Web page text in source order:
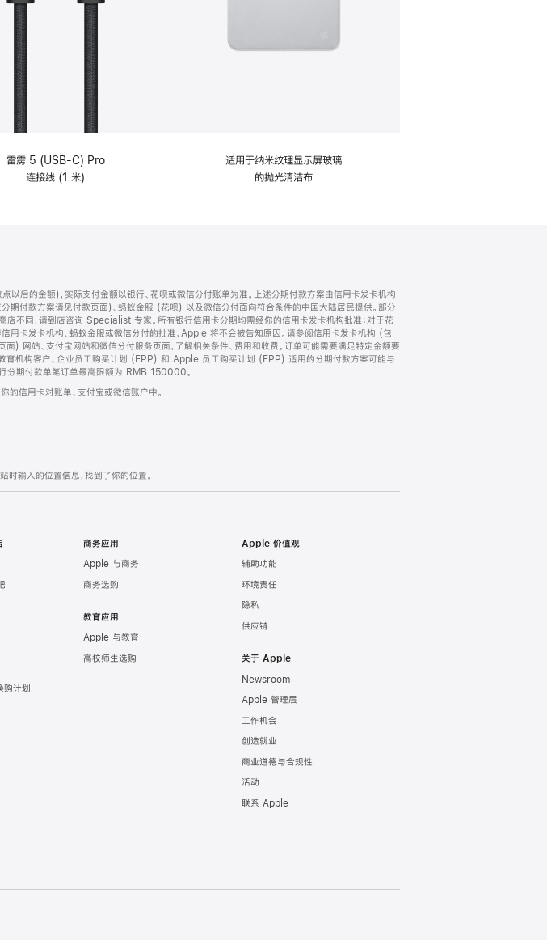
雷雳 5 (USB-C) Pro
连接线 (1 米)
适用于纳米纹理显示屏玻璃
的抛光清洁布
后的金额)，实际支付金额以银行、花呗或微信分付账单为准。上述分期付款方案由信用卡发卡机构
期付款方案请见付款页面)、蚂蚁金服 (花呗) 以及微信分付面向符合条件的中国大陆居民提供。部分
同，请到店咨询 Specialist 专家。所有银行信用卡分期均需经你的信用卡发卡机构批准；对于花
用卡发卡机构、蚂蚁金服或微信分付的批准，Apple 将不会被告知原因。请参阅信用卡发卡机构 (包
) 网站、支付宝网站和微信分付服务页面，了解相关条件、费用和收费。订单可能需要满足特定金额要
育机构客户、企业员工购买计划 (EPP) 和 Apple 员工购买计划 (EPP) 适用的分期付款方案可能与
行分期付款单笔订单最高限额为 RMB 150000。
的信用卡对账单、支付宝或微信账户中。
输入的位置信息，找到了你的位置。
计划
商务应用
Apple 与商务
商务选购
教育应用
Apple 与教育
高校师生选购
Apple 价值观
辅助功能
环境责任
隐私
供应链
关于 Apple
Newsroom
Apple 管理层
工作机会
创造就业
商业道德与合规性
活动
联系 Apple